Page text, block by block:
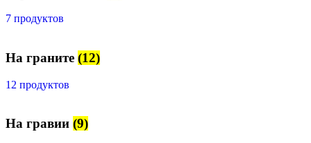
7 продуктов
На граните (12)
12 продуктов
На гравии (9)